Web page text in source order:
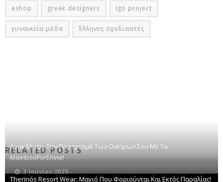
eshop greek designers igo project
γυναικεία μόδα Έλληνες σχεδιαστές
RELATED POSTS
Ανακάλυψε Τον Προορισμό Των Ονείρων Σου Με Τα
MairibooForEnvie!
3 Ιουνίου 2025
Therinós Resort Wear: Μαγιό Που Φοριούνται Και Εκτός Παραλίας!